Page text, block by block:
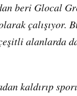
beri Glocal
çalışıyor.
alanlarda
kaldırıp